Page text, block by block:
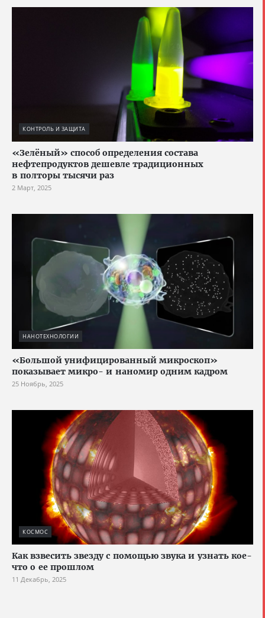
КОНТРОЛЬ И ЗАЩИТА
«Зелёный» способ определения состава
нефтепродуктов дешевле традиционных
в полторы тысячи раз
2 Март, 2025
НАНОТЕХНОЛОГИИ
«Большой унифицированный микроскоп»
показывает микро- и наномир одним кадром
25 Ноябрь, 2025
КОСМОС
Как взвесить звезду с помощью звука и узнать кое-
что о ее прошлом
11 Декабрь, 2025